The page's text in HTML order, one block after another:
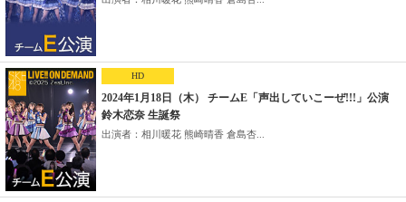
HD
2024年1月18日（木） チームE「声出していこーぜ!!!」公演
鈴木恋奈 生誕祭
出演者：相川暖花 熊崎晴香 倉島杏...